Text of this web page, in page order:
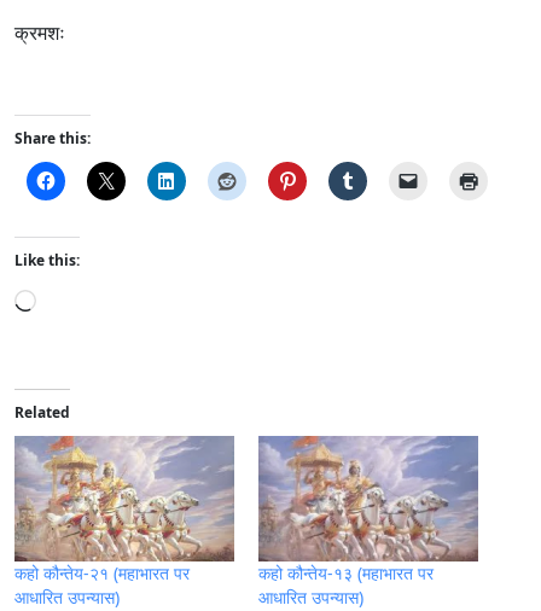
क्रमशः
Share this:
Like this:
L
d
i
n
g
…
Related
कहो कौन्तेय-२१ (महाभारत पर
आधारित उपन्यास)
कहो कौन्तेय-१३ (महाभारत पर
आधारित उपन्यास)